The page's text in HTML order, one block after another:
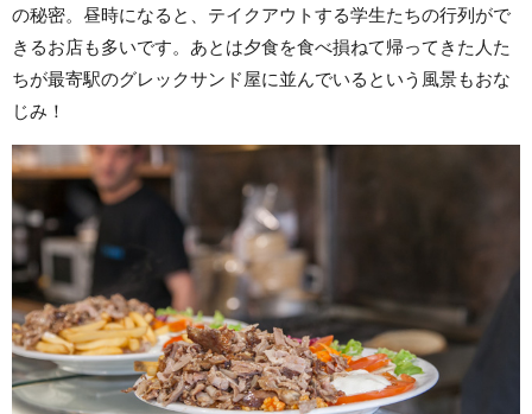
の秘密。昼時になると、テイクアウトする学生たちの行列がで
きるお店も多いです。あとは夕食を食べ損ねて帰ってきた人た
ちが最寄駅のグレックサンド屋に並んでいるという風景もおな
じみ！